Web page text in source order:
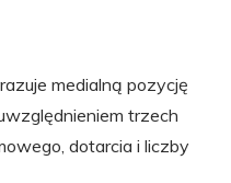
medialną pozycję
trzech
dotarcia i liczby